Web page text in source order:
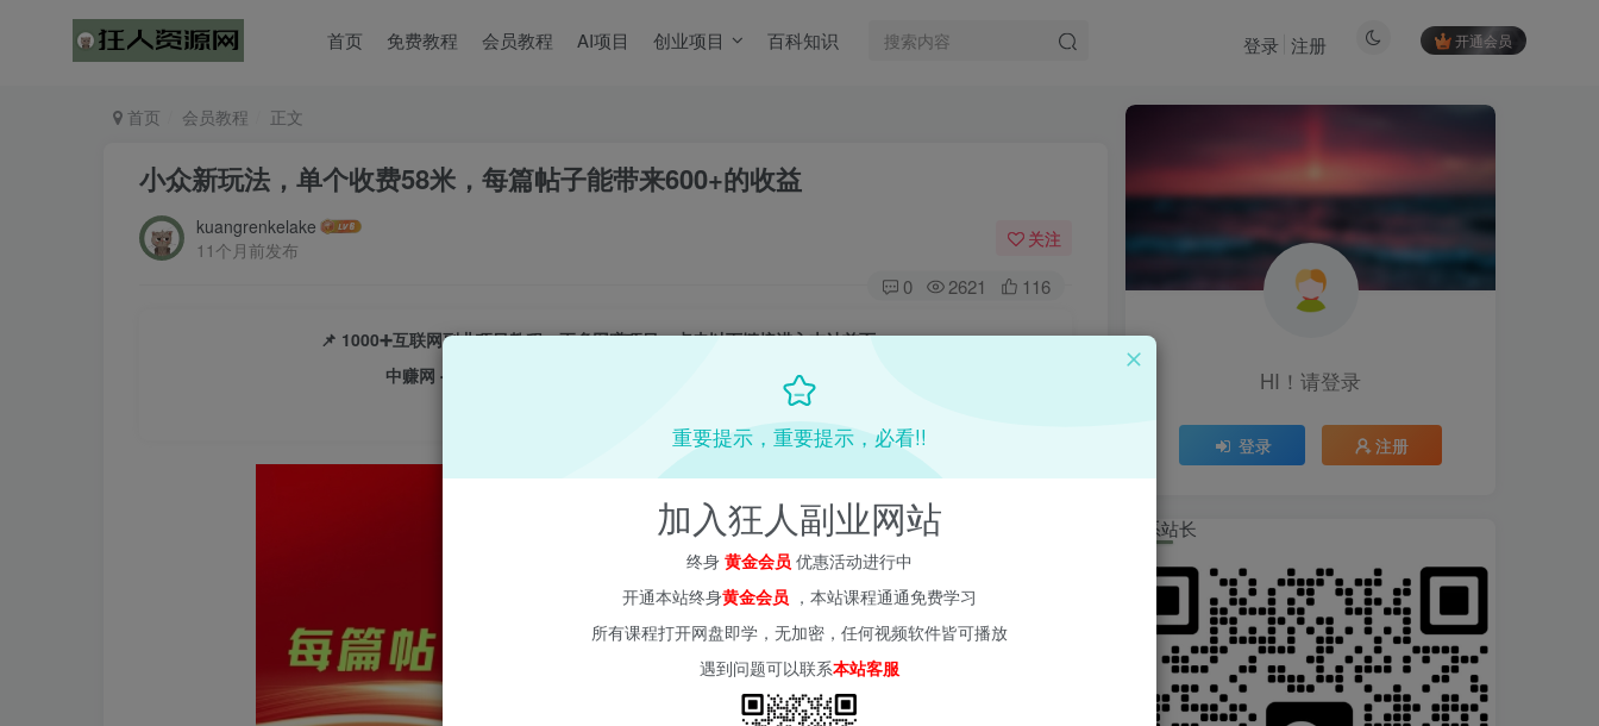
首页 免费教程 会员教程 AI项目 创业项目 百科知识 开通会员
登录 注册
首页 会员教程 正文
小众新玩法，单个收费58米，每篇帖子能带来600+的收益
kuangrenkelake
11个月前发布
关注
0 2621 116
📌 1000➕互联网副业项目教程，更多网赚项目，点击以下链接进入本站首页：
中赚网 - 分享各大收费VIP网赚项目和创业教程 - 狂人资源网
HI！请登录
登录 注册
HI！请登录
登录 注册
联系站长
重要提示，重要提示，必看!!
加入狂人副业网站
终身 黄金会员 优惠活动进行中
开通本站终身黄金会员 ，本站课程通通免费学习
所有课程打开网盘即学，无加密，任何视频软件皆可播放
遇到问题可以联系本站客服